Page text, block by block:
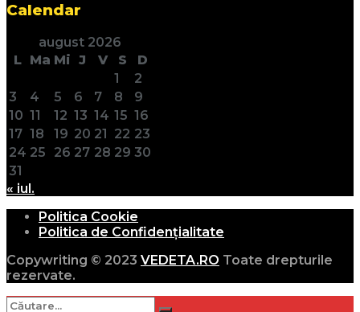
Calendar
august 2026
L Ma Mi J V S
D
1
2
3
4 5 6 7 8
9
10 11 12 13 14 15 16
17 18 19 20 21 22 23
24 25 26 27 28 29 30
31
« iul.
Politica Cookie
Politica de Confidențialitate
Copywriting © 2023 VEDETA.RO Toate drepturile
rezervate.